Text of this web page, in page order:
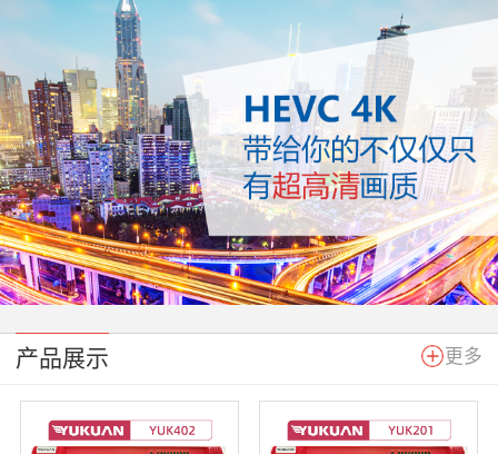
产品展示 更多